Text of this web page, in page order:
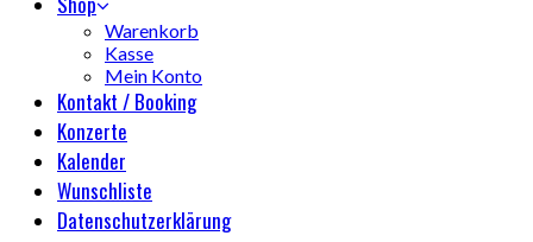
Warenkorb
Kasse
Mein Konto
Kontakt / Booking
Konzerte
Kalender
Wunschliste
Datenschutzerklärung